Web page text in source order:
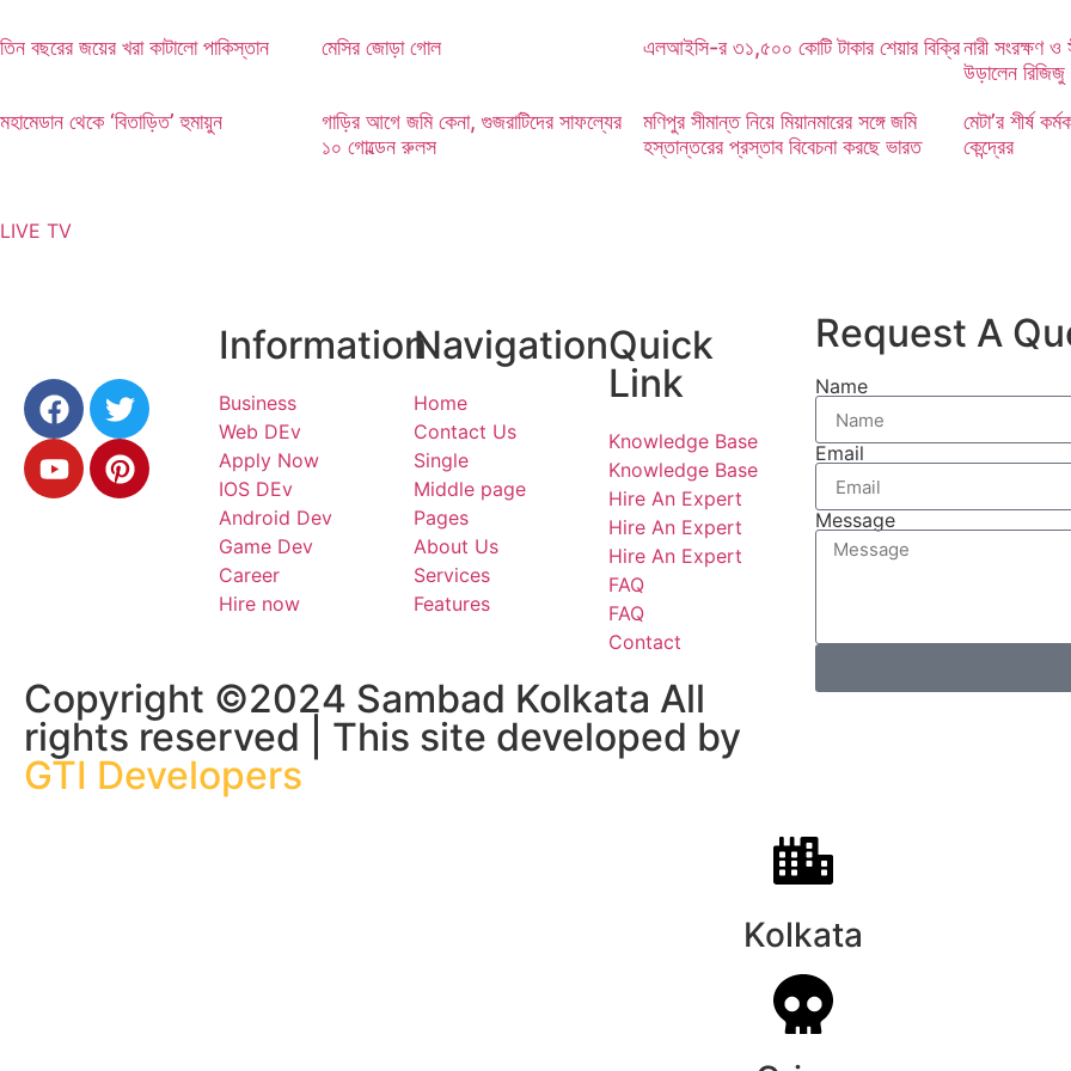
তিন বছরের জয়ের খরা কাটালো পাকিস্তান মেসির জোড়া গোল এলআইসি-র ৩১,৫০০ কোটি টাকার শেয়ার বিক্রিনারী সংরক্ষণ ও
উড়ালেন রিজিজু
মহামেডান থেকে ‘বিতাড়িত’ হুমায়ুন
গাড়ির আগে জমি কেনা, গুজরাটিদের সাফল্যের
১০ গোল্ডেন রুলস
মণিপুর সীমান্ত নিয়ে মিয়ানমারের সঙ্গে জমি
হস্তান্তরের প্রস্তাব বিবেচনা করছে ভারত
মেটা’র শীর্ষ
কেন্দ্রের
LIVE TV
Information
Business
Web DEv
Apply Now
IOS DEv
Android Dev
Game Dev
Career
Hire now
Navigation
Home
Contact Us
Single
Middle page
Pages
About Us
Services
Features
Quick
Link
Knowledge Base
Knowledge Base
Hire An Expert
Hire An Expert
Hire An Expert
FAQ
FAQ
Contact
Copyright ©2024 Sambad Kolkata All
rights reserved | This site developed by
GTI Developers
Request A
Name
Email
Message
Kolkata